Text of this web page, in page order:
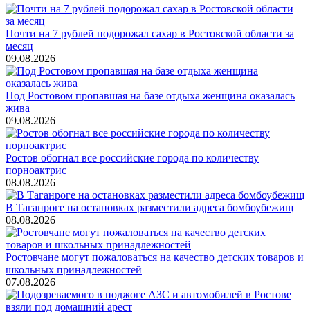
Почти на 7 рублей подорожал сахар в Ростовской области за
месяц
09.08.2026
Под Ростовом пропавшая на базе отдыха женщина оказалась
жива
09.08.2026
Ростов обогнал все российские города по количеству
порноактрис
08.08.2026
В Таганроге на остановках разместили адреса бомбоубежищ
08.08.2026
Ростовчане могут пожаловаться на качество детских товаров и
школьных принадлежностей
07.08.2026